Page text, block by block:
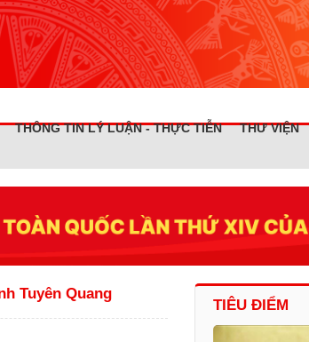
THÔNG TIN LÝ LUẬN - THỰC TIỄN THƯ VIỆN
Tuyên Quang
TIÊU ĐIỂM